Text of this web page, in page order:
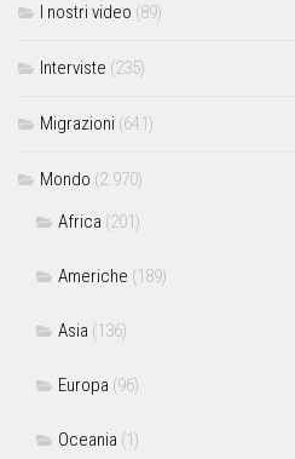
I nostri video (89)
Interviste (235)
Migrazioni (641)
Mondo (2.970)
Africa (201)
Americhe (189)
Asia (136)
Europa (96)
Oceania (1)